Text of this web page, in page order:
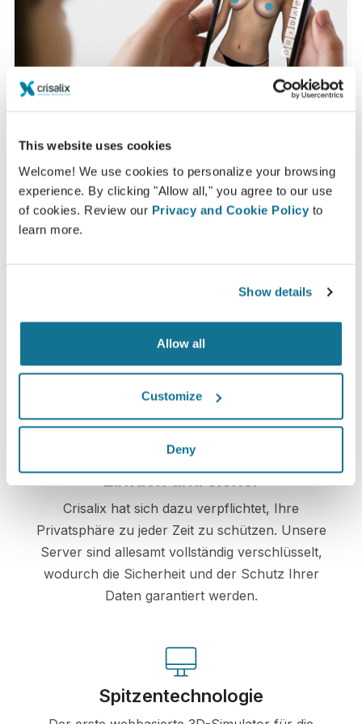
This website uses cookies
Welcome! We use cookies to personalize your browsing
experience. By clicking "Allow all," you agree to our use
of cookies. Review our Privacy and Cookie Policy to
learn more.
Show details
Allow all
Customize
Deny
Sie möchten wissen, was Ihnen steht?
Nach dem Beratungsgespräch lässt SieDr Dr. Pascal
DamehIhr neues Ich möglicherweise bequem von
Ihrem potentiellen neuen Erscheinungsbild teilhaben
Einfach und sicher
Crisalix hat sich dazu verpflichtet, Ihre
Privatsphäre zu jeder Zeit zu schützen. Unsere
Server sind allesamt vollständig verschlüsselt,
wodurch die Sicherheit und der Schutz Ihrer
Daten garantiert werden.
Spitzentechnologie